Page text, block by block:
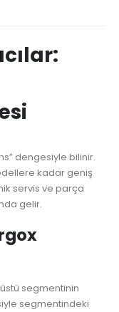
dengesiyle bilinir.
kadar geniş
servis ve parça
gelir.
segmentinin
segmentindeki